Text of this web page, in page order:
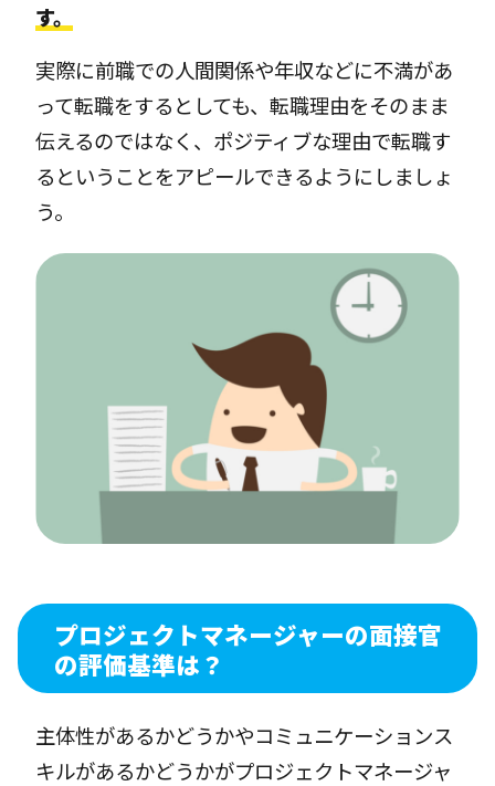
す。
実際に前職での人間関係や年収などに不満があ
って転職をするとしても、転職理由をそのまま
伝えるのではなく、ポジティブな理由で転職す
るということをアピールできるようにしましょ
う。
プロジェクトマネージャーの面接官
の評価基準は？
主体性があるかどうかやコミュニケーションス
キルがあるかどうかがプロジェクトマネージャ